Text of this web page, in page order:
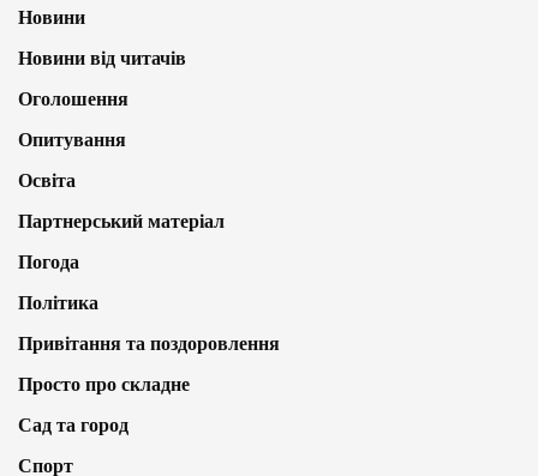
Новини
Новини від читачів
Оголошення
Опитування
Освіта
Партнерський матеріал
Погода
Політика
Привітання та поздоровлення
Просто про складне
Сад та город
Спорт